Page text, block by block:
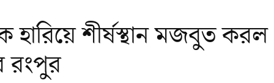
হারিয়ে শীর্ষস্থান মজবুত করল
রংপুর